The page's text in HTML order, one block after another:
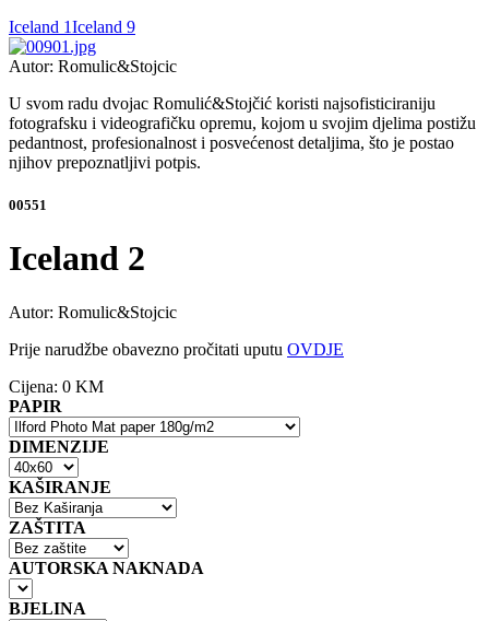
Iceland 1Iceland 9
Autor: Romulic&Stojcic
U svom radu dvojac Romulić&Stojčić koristi najsofisticiraniju
fotografsku i videografičku opremu, kojom u svojim djelima postižu
pedantnost, profesionalnost i posvećenost detaljima, što je postao
njihov prepoznatljivi potpis.
00551
Iceland 2
Autor: Romulic&Stojcic
Prije narudžbe obavezno pročitati uputu OVDJE
Cijena: 0 KM
PAPIR
DIMENZIJE
KAŠIRANJE
ZAŠTITA
AUTORSKA NAKNADA
BJELINA